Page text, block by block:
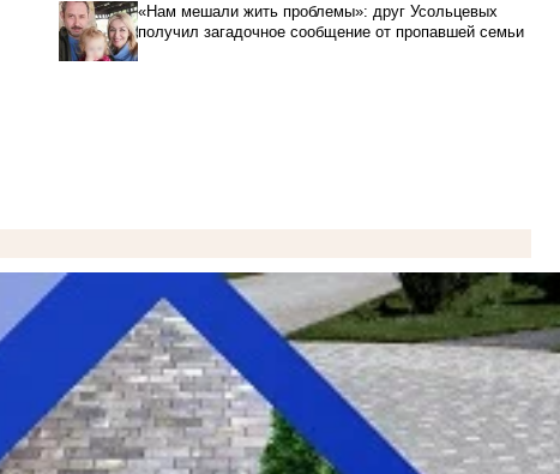
«Нам мешали жить проблемы»: друг Усольцевых
получил загадочное сообщение от пропавшей семьи